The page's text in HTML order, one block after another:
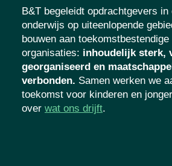
B&T begeleidt opdrachtgevers in
onderwijs op uiteenlopende
bouwen aan toekomstbestendige
organisaties: inhoudelijk sterk,
georganiseerd en
verbonden. Samen werken we
kansrijke toekomst voor
jongeren. Lees meer over